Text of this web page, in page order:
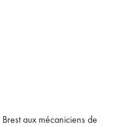
aux mécaniciens de